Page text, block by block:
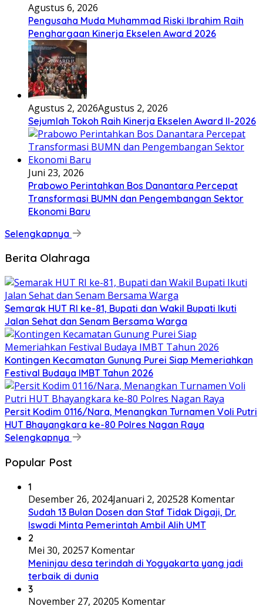
Agustus 6, 2026
Pengusaha Muda Muhammad Riski Ibrahim Raih
Penghargaan Kinerja Ekselen Award 2026
Agustus 2, 2026Agustus 2, 2026
Sejumlah Tokoh Raih Kinerja Ekselen Award II-2026
Juni 23, 2026
Prabowo Perintahkan Bos Danantara Percepat
Transformasi BUMN dan Pengembangan Sektor
Ekonomi Baru
Selengkapnya
Berita Olahraga
Semarak HUT RI ke-81, Bupati dan Wakil Bupati Ikuti
Jalan Sehat dan Senam Bersama Warga
Kontingen Kecamatan Gunung Purei Siap Memeriahkan
Festival Budaya IMBT Tahun 2026
Persit Kodim 0116/Nara, Menangkan Turnamen Voli Putri
HUT Bhayangkara ke-80 Polres Nagan Raya
Selengkapnya
Popular Post
1
Desember 26, 2024Januari 2, 202528 Komentar
Sudah 13 Bulan Dosen dan Staf Tidak Digaji, Dr.
Iswadi Minta Pemerintah Ambil Alih UMT
2
Mei 30, 20257 Komentar
Meninjau desa terindah di Yogyakarta yang jadi
terbaik di dunia
3
November 27, 20205 Komentar